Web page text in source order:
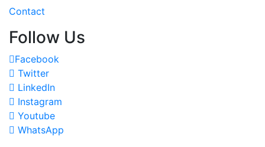
Contact
Follow Us
Facebook
Twitter
LinkedIn
Instagram
Youtube
WhatsApp